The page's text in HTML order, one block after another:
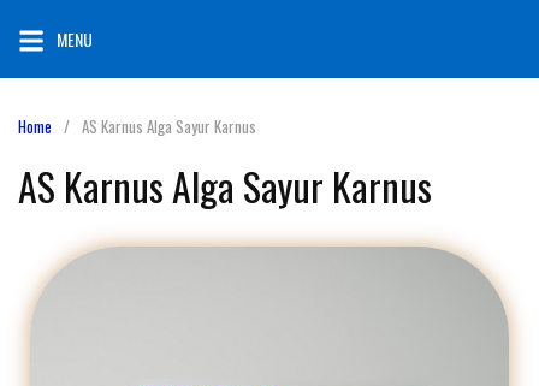
MENU
Home AS Karnus Alga Sayur Karnus
AS Karnus Alga Sayur Karnus